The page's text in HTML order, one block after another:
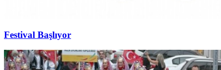
Festival Başlıyor